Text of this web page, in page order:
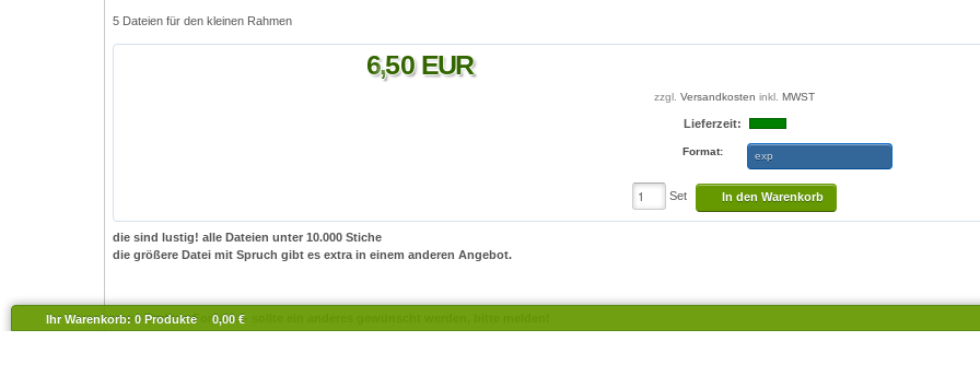
5 Dateien für den kleinen Rahmen
6,50 EUR
zzgl.Versandkosten inkl.MWST
Lieferzeit:
Format: exp
Set In den Warenkorb
die sind lustig! alle Dateien unter 10.000 Stiche
die größere Datei mit Spruch gibt es extra in einem anderen Angebot.
verschiedene Formate - sollte ein anderes gewünscht werden, bitte melden!
Ihr Warenkorb: 0 Produkte 0,00 €